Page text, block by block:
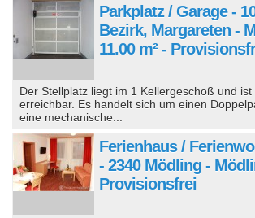
Parkplatz / Garage -
Bezirk, Margareten -
11.00 m² -
Der Stellplatz liegt im 1 Kellergeschoß und
erreichbar. Es handelt sich um einen
eine mechanische...
Ferienhaus /
- 2340 Mödling -
Provisionsfrei